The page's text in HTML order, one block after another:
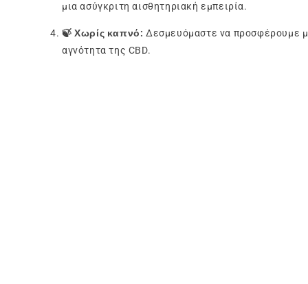
μια ασύγκριτη αισθητηριακή εμπειρία.
🍃 Χωρίς καπνό: Δεσμευόμαστε να προσφέρουμε
αγνότητα της CBD.